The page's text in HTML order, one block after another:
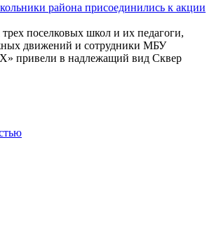
района присоединились к акции
поселковых школ и их педагоги,
движений и сотрудники МБУ
привели в надлежащий вид Сквер